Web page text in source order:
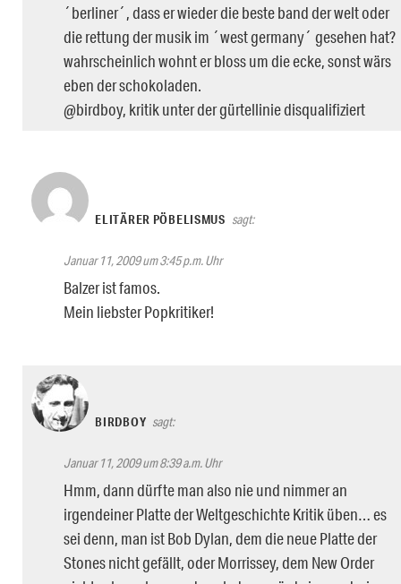
´berliner´, dass er wieder die beste band der welt oder
die rettung der musik im ´west germany´ gesehen hat?
wahrscheinlich wohnt er bloss um die ecke, sonst wärs
eben der schokoladen.
@birdboy, kritik unter der gürtellinie disqualifiziert
ELITÄRER PÖBELISMUS sagt:
Januar 11, 2009 um 3:45 p.m. Uhr
Balzer ist famos.
Mein liebster Popkritiker!
BIRDBOY sagt:
Januar 11, 2009 um 8:39 a.m. Uhr
Hmm, dann dürfte man also nie und nimmer an
irgendeiner Platte der Weltgeschichte Kritik üben… es
sei denn, man ist Bob Dylan, dem die neue Platte der
Stones nicht gefällt, oder Morrissey, dem New Order